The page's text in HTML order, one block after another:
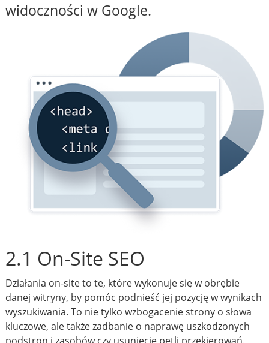
widoczności w Google.
2.1 On-Site SEO
Działania on-site to te, które wykonuje się w obrębie
danej witryny, by pomóc podnieść jej pozycję w wynikach
wyszukiwania. To nie tylko wzbogacenie strony o słowa
kluczowe, ale także zadbanie o naprawę uszkodzonych
podstron i zasobów czy usunięcie pętli przekierowań.